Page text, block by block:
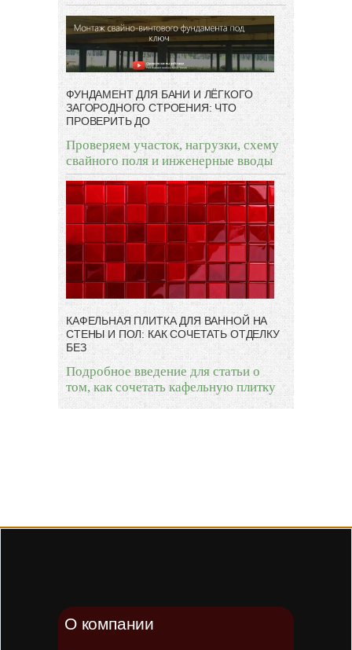
ФУНДАМЕНТ ДЛЯ БАНИ И ЛЁГКОГО
ЗАГОРОДНОГО СТРОЕНИЯ: ЧТО
ПРОВЕРИТЬ ДО
Проверяем участок, нагрузки, схему
свайного поля и инженерные вводы
КАФЕЛЬНАЯ ПЛИТКА ДЛЯ ВАННОЙ НА
СТЕНЫ И ПОЛ: КАК СОЧЕТАТЬ ОТДЕЛКУ
БЕЗ
Подробное введение для статьи о
том, как сочетать кафельную плитку
О компании